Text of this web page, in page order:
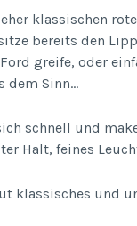
klassischen
bereits den
greife, oder
dem Sinn…
schnell und
Halt, feines
klassisches und